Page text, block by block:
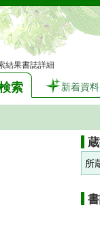
結果書誌詳細
索 新着資料
所